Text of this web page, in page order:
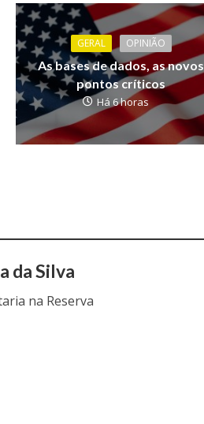
GERAL OPINIÃO
As bases de dados, as novos
pontos críticos
Há 6 horas
da Silva
na Reserva